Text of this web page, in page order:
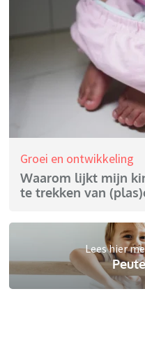
Groei en ontwikkeling
Waarom lijkt mijn
te trekken van
Lees hier